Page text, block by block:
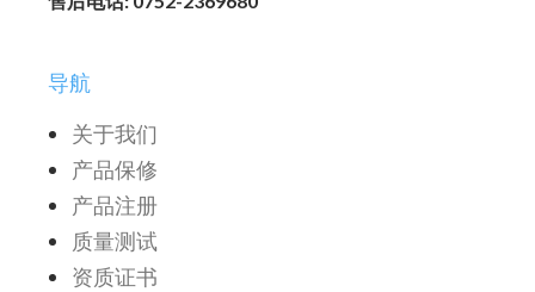
导航
关于我们
产品保修
产品注册
质量测试
资质证书